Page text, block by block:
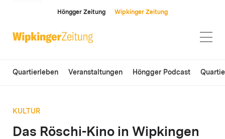
Höngger Zeitung Wipkinger Zeitung
Quartierleben Veranstaltungen Höngger Podcast
KULTUR
Das Röschi-Kino in Wipkingen